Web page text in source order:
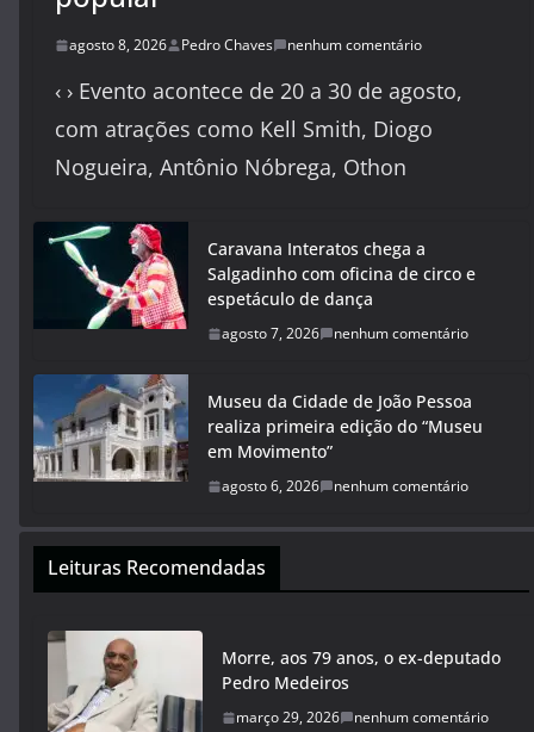
agosto 8, 2026 Pedro Chaves nenhum comentário
‹ › Evento acontece de 20 a 30 de agosto,
com atrações como Kell Smith, Diogo
Nogueira, Antônio Nóbrega, Othon
Caravana Interatos chega a
Salgadinho com oficina de circo e
espetáculo de dança
agosto 7, 2026 nenhum comentário
Museu da Cidade de João Pessoa
realiza primeira edição do “Museu
em Movimento”
agosto 6, 2026 nenhum comentário
Leituras Recomendadas
Morre, aos 79 anos, o ex-deputado
Pedro Medeiros
março 29, 2026 nenhum comentário